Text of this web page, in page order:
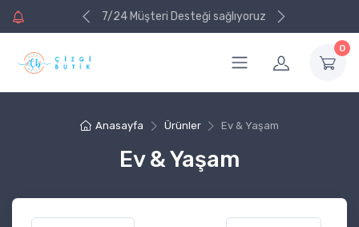
alışverişinizde
7/24 Müşteri Desteği sağlıyoruz
alışverişinizde
0
Anasayfa Ürünler Ev & Yaşam
Ev & Yaşam